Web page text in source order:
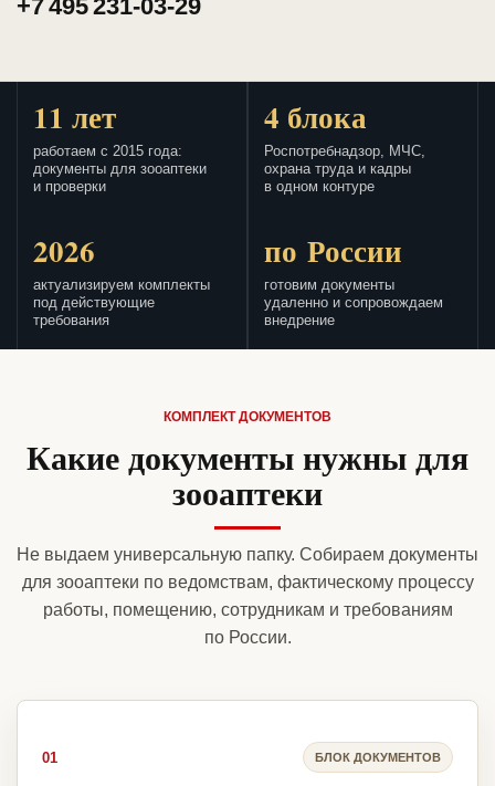
+7 495 231-03-29
11 лет
работаем с 2015 года:
документы для зооаптеки
и проверки
4 блока
Роспотребнадзор, МЧС,
охрана труда и кадры
в одном контуре
2026
актуализируем комплекты
под действующие
требования
по России
готовим документы
удаленно и сопровождаем
внедрение
КОМПЛЕКТ ДОКУМЕНТОВ
Какие документы нужны для
зооаптеки
Не выдаем универсальную папку. Собираем документы
для зооаптеки по ведомствам, фактическому процессу
работы, помещению, сотрудникам и требованиям
по России.
01 БЛОК ДОКУМЕНТОВ